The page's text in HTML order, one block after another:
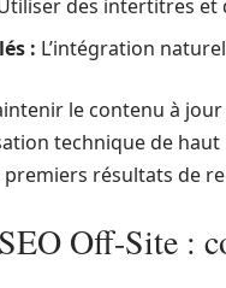
des intertitres et
: L’intégration
le contenu à
technique de
premiers résultats de
Off-Site :